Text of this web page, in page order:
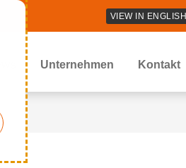
VIEW IN ENGLISH
Unternehmen Kontakt